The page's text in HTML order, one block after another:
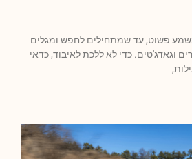
פשוט, עד שמתחילים לחפש ומגלים
וגאדג'טים. כדי לא ללכת לאיבוד, כדאי